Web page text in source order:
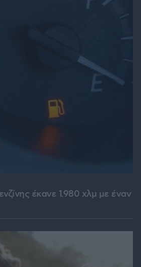
έκανε 1.980 χλμ με έναν